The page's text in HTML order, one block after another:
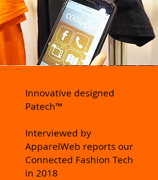
Innovative designed
Patech™
Interviewed by
ApparelWeb reports our
Connected Fashion Tech
in 2018